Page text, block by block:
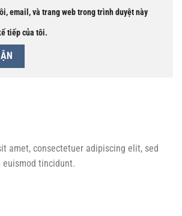
email, và trang web trong trình duyệt này
tiếp của tôi.
amet, consectetuer adipiscing elit, sed
euismod tincidunt.